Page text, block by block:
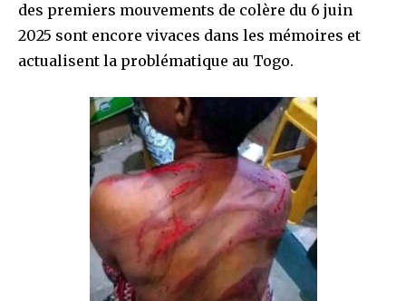
des premiers mouvements de colère du 6 juin
2025 sont encore vivaces dans les mémoires et
actualisent la problématique au Togo.